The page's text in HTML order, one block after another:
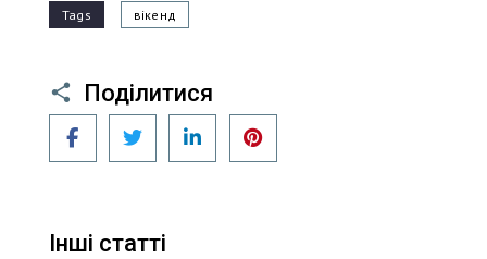
Tags вікенд
Поділитися
FacebookTwitter LinkedIn
Інші статті